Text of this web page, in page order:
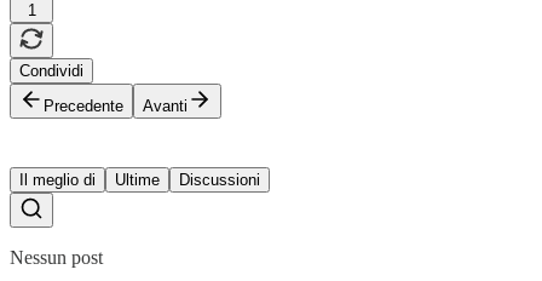
1
Condividi
Precedente
Avanti
Il meglio di Ultime Discussioni
Nessun post